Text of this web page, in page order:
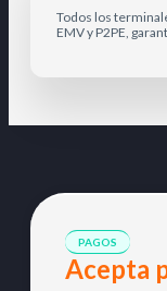
Todos los
EMV y P2PE,
PAGOS
Acepta